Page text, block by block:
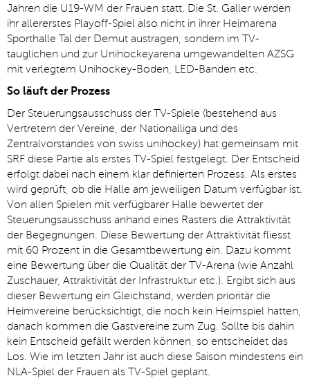
Jahren die U19-WM der Frauen statt. Die St. Galler werden
ihr allererstes Playoff-Spiel also nicht in ihrer Heimarena
Sporthalle Tal der Demut austragen, sondern im TV-
tauglichen und zur Unihockeyarena umgewandelten AZSG
mit verlegtem Unihockey-Boden, LED-Banden etc.
So läuft der Prozess
Der Steuerungsausschuss der TV-Spiele (bestehend aus
Vertretern der Vereine, der Nationalliga und des
Zentralvorstandes von swiss unihockey) hat gemeinsam mit
SRF diese Partie als erstes TV-Spiel festgelegt. Der Entscheid
erfolgt dabei nach einem klar definierten Prozess. Als erstes
wird geprüft, ob die Halle am jeweiligen Datum verfügbar ist.
Von allen Spielen mit verfügbarer Halle bewertet der
Steuerungsausschuss anhand eines Rasters die Attraktivität
der Begegnungen. Diese Bewertung der Attraktivität fliesst
mit 60 Prozent in die Gesamtbewertung ein. Dazu kommt
eine Bewertung über die Qualität der TV-Arena (wie Anzahl
Zuschauer, Attraktivität der Infrastruktur etc.). Ergibt sich aus
dieser Bewertung ein Gleichstand, werden prioritär die
Heimvereine berücksichtigt, die noch kein Heimspiel hatten,
danach kommen die Gastvereine zum Zug. Sollte bis dahin
kein Entscheid gefällt werden können, so entscheidet das
Los. Wie im letzten Jahr ist auch diese Saison mindestens ein
NLA-Spiel der Frauen als TV-Spiel geplant.